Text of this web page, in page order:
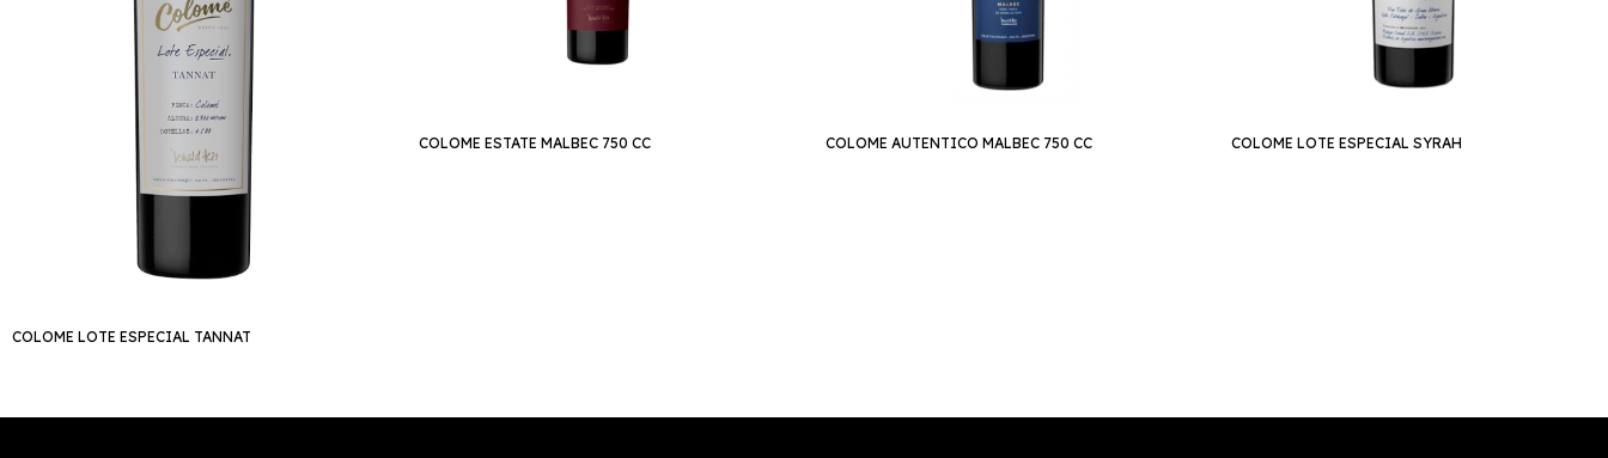
COLOME LOTE ESPECIAL TANNAT
COLOME ESTATE MALBEC 750 CC COLOME AUTENTICO MALBEC 750 CC COLOME LOTE ESPECIAL SYRAH